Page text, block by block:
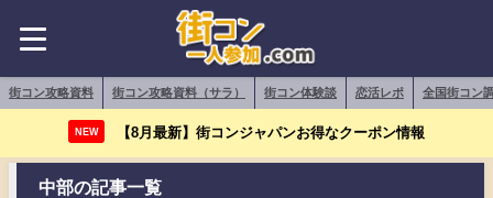
街コン攻略資料 街コン攻略資料（サラ） 街コン体験談 恋活レポ 全国街コン
NEW 【8月最新】街コンジャパンお得なクーポン情報
中部の記事一覧